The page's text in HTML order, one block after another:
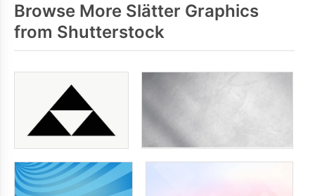
Browse More Slätter Graphics
from Shutterstock